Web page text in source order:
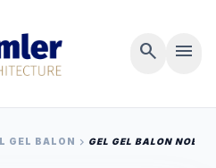
search menu
GEL BALON chevron_right GEL GEL BALON NOEL